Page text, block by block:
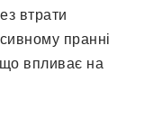
втрати
пранні
впливає на